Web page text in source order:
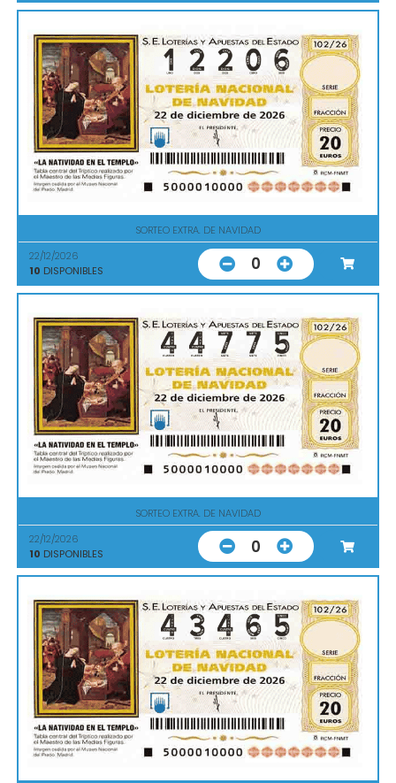
SORTEO EXTRA. DE NAVIDAD
22/12/2026
10 DISPONIBLES 0
SORTEO EXTRA. DE NAVIDAD
22/12/2026
10 DISPONIBLES 0